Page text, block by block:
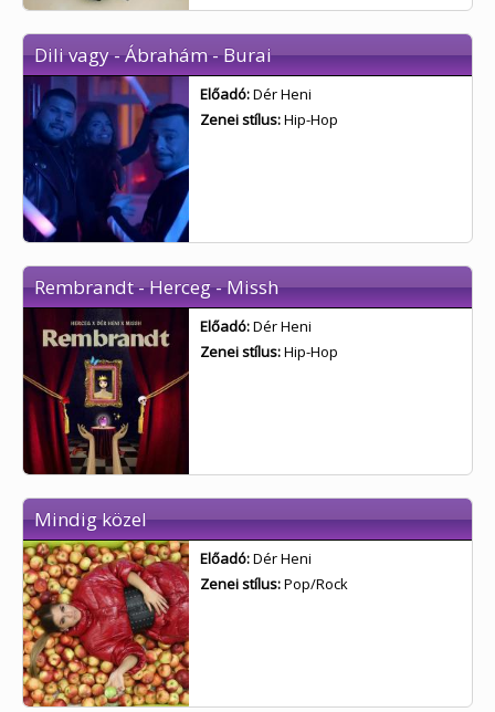
Dili vagy - Ábrahám - Burai
Előadó:Dér Heni
Zenei stílus:Hip-Hop
Rembrandt - Herceg - Missh
Előadó:Dér Heni
Zenei stílus:Hip-Hop
Mindig közel
Előadó:Dér Heni
Zenei stílus:Pop/Rock